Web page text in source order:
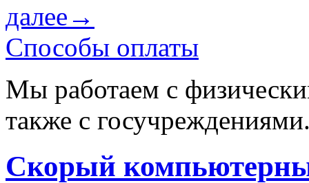
далее→
Способы оплаты
Мы работаем с
также с
Скорый